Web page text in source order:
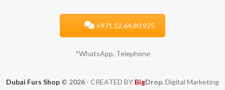
+971.52.64.80.925
*WhatsApp, Telephone
Dubai Furs Shop © 2026 - CREATED BY BigDrop. Digital Marketing